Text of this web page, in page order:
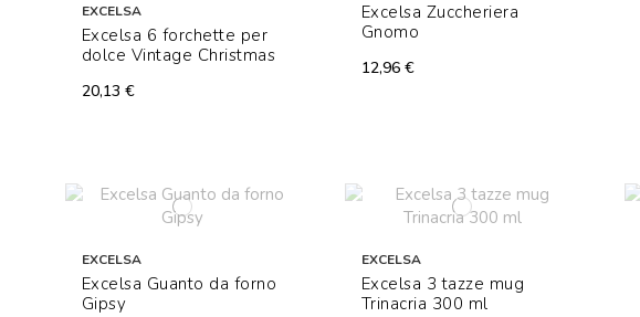
EXCELSA
Excelsa 6 forchette per
dolce Vintage Christmas
20,13 €
Excelsa Zuccheriera
Gnomo
12,96 €
EXCELSA
Excelsa Guanto da forno
Gipsy
EXCELSA
Excelsa 3 tazze mug
Trinacria 300 ml